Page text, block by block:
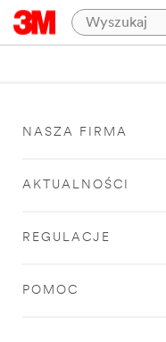
NASZA FIRMA
AKTUALNOŚCI
REGULACJE
POMOC